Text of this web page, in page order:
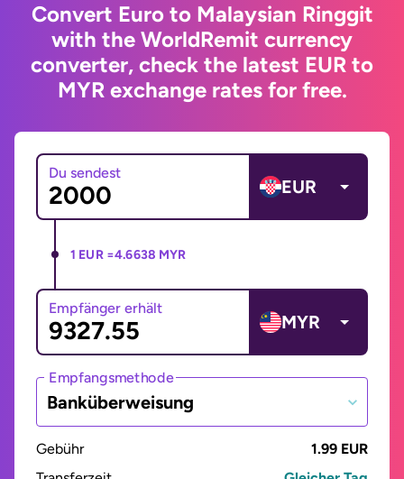
Convert Euro to Malaysian Ringgit
with the WorldRemit currency
converter, check the latest EUR to
MYR exchange rates for free.
Du sendest
EUR
1 EUR =4.6638 MYR
Empfänger erhält
MYR
Empfangsmethode
Banküberweisung
Gebühr
1.99 EUR